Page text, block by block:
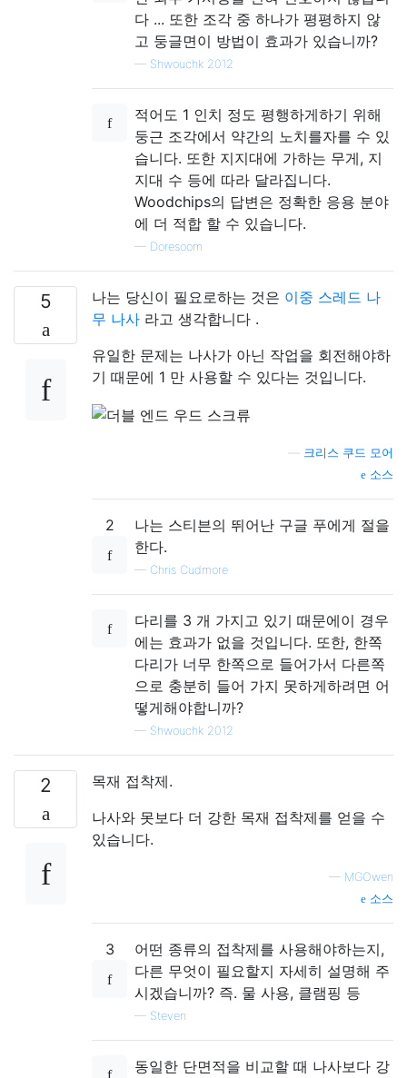
다 ... 또한 조각 중 하나가 평평하지 않
고 둥글면이 방법이 효과가 있습니까?
— Shwouchk 2012
적어도 1 인치 정도 평행하게하기 위해
둥근 조각에서 약간의 노치를자를 수 있
습니다. 또한 지지대에 가하는 무게, 지
지대 수 등에 따라 달라집니다.
Woodchips의 답변은 정확한 응용 분야
에 더 적합 할 수 있습니다.
— Doresoom
5 나는 당신이 필요로하는 것은 이중 스레드 나
무 나사 라고 생각합니다 .
유일한 문제는 나사가 아닌 작업을 회전해야하
기 때문에 1 만 사용할 수 있다는 것입니다.
크리스 쿠드 모어
소스
2
나는 스티븐의 뛰어난 구글 푸에게 절을
한다.
— Chris Cudmore
다리를 3 개 가지고 있기 때문에이 경우
에는 효과가 없을 것입니다. 또한, 한쪽
다리가 너무 한쪽으로 들어가서 다른쪽
으로 충분히 들어 가지 못하게하려면 어
떻게해야합니까?
— Shwouchk 2012
2
목재 접착제.
나사와 못보다 더 강한 목재 접착제를 얻을 수
있습니다.
— MGOwen
소스
3
어떤 종류의 접착제를 사용해야하는지,
다른 무엇이 필요할지 자세히 설명해 주
시겠습니까? 즉. 물 사용, 클램핑 등
— Steven
동일한 단면적을 비교할 때 나사보다 강